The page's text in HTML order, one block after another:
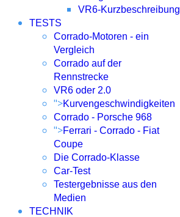
VR6-Kurzbeschreibung
TESTS
Corrado-Motoren - ein
Vergleich
Corrado auf der
Rennstrecke
VR6 oder 2.0
">Kurvengeschwindigkeiten
Corrado - Porsche 968
">Ferrari - Corrado - Fiat
Coupe
Die Corrado-Klasse
Car-Test
Testergebnisse aus den
Medien
TECHNIK